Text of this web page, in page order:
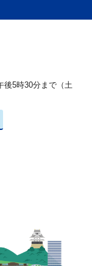
5時30分まで（土